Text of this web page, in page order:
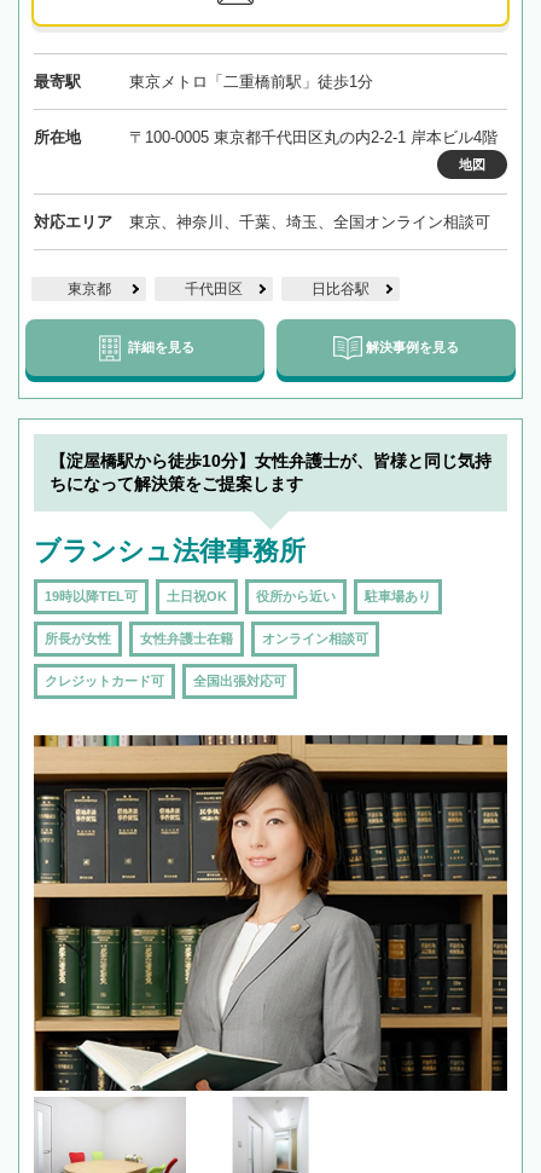
最寄駅 東京メトロ「二重橋前駅」徒歩1分
所在地 〒100-0005 東京都千代田区丸の内2-2-1 岸本ビル4階
地図
対応エリア 東京、神奈川、千葉、埼玉、全国オンライン相談可
東京都 千代田区 日比谷駅
詳細を見る 解決事例を見る
【淀屋橋駅から徒歩10分】女性弁護士が、皆様と同じ気持
ちになって解決策をご提案します
ブランシュ法律事務所
19時以降TEL可 土日祝OK 役所から近い 駐車場あり
所長が女性 女性弁護士在籍 オンライン相談可
クレジットカード可 全国出張対応可